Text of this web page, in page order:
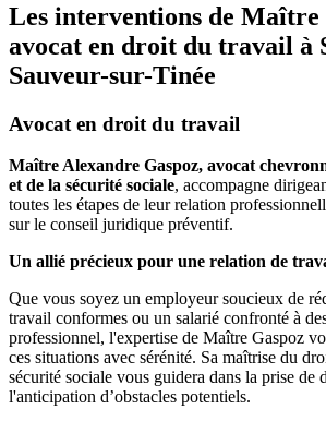
Les interventions de Maître
avocat en droit du travail à
Sauveur-sur-Tinée
Avocat en droit du travail
Maître Alexandre Gaspoz, avocat
et de la sécurité sociale, accompagne
toutes les étapes de leur relation
sur le conseil juridique préventif.
Un allié précieux pour une relation de
Que vous soyez un employeur soucieux de
travail conformes ou un salarié confronté à
professionnel, l'expertise de Maître Gaspoz
ces situations avec sérénité. Sa maîtrise du
sécurité sociale vous guidera dans la prise de
l'anticipation d’obstacles potentiels.